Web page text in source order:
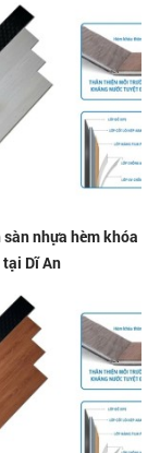
nhựa hèm khóa
tại Dĩ An